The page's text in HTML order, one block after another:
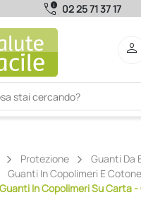
call_quality 02 25 71 37 17
person
Protezione
Guanti Da
Guanti In Copolimeri E Cotone
Guanti In Copolimeri Su Carta -